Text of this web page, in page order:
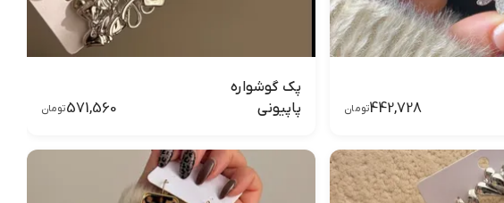
442,728تومان
پک گوشواره
پاپیونی
571,560تومان